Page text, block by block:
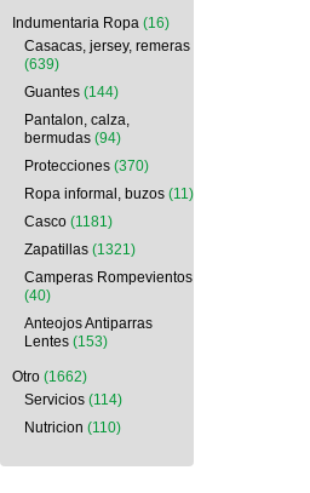
Indumentaria Ropa (16)
Casacas, jersey, remeras
(639)
Guantes (144)
Pantalon, calza,
bermudas (94)
Protecciones (370)
Ropa informal, buzos (11)
Casco (1181)
Zapatillas (1321)
Camperas Rompevientos
(40)
Anteojos Antiparras
Lentes (153)
Otro (1662)
Servicios (114)
Nutricion (110)